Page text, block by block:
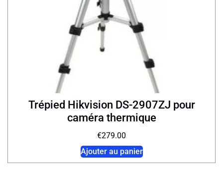
Trépied Hikvision DS-2907ZJ pour
caméra thermique
€279.00
Ajouter au panier